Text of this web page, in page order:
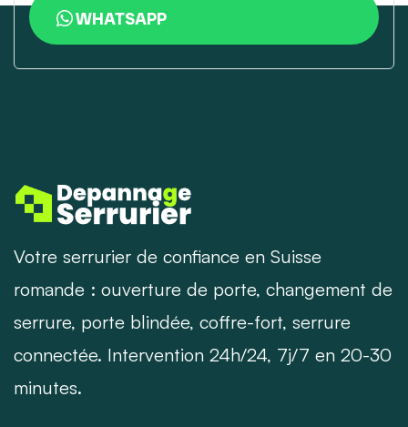
WHATSAPP
Votre serrurier de confiance en Suisse
romande : ouverture de porte, changement de
serrure, porte blindée, coffre-fort, serrure
connectée. Intervention 24h/24, 7j/7 en 20-30
minutes.